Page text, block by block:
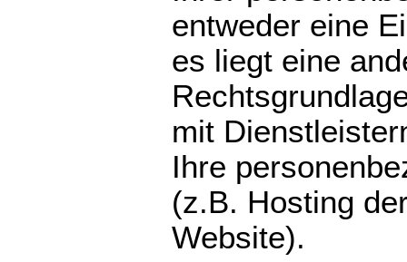
entweder eine
es liegt eine
mit
Ihre
(z.B. Hosting
Website).